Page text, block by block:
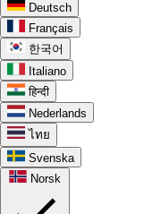
Deutsch
Français
한국어
Italiano
हिन्दी
Nederlands
ไทย
Svenska
Norsk